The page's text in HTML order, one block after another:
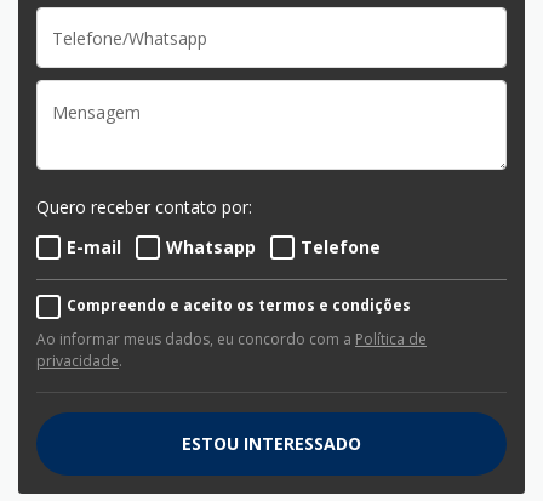
Quero receber contato por:
E-mail
Whatsapp Telefone
Compreendo e aceito os termos e condições
Ao informar meus dados, eu concordo com a Política de
privacidade.
ESTOU INTERESSADO